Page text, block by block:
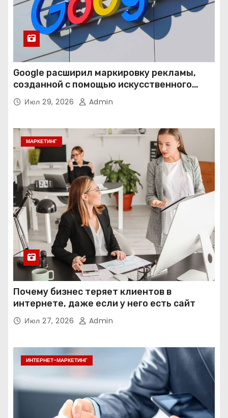
Google расширил маркировку рекламы,
созданной с помощью искусственного
интеллекта
Июл 29, 2026 Admin
МАРКЕТИНГ
Почему бизнес теряет клиентов в
интернете, даже если у него есть сайт
Июл 27, 2026 Admin
ИНТЕРНЕТ-МАРКЕТИНГ